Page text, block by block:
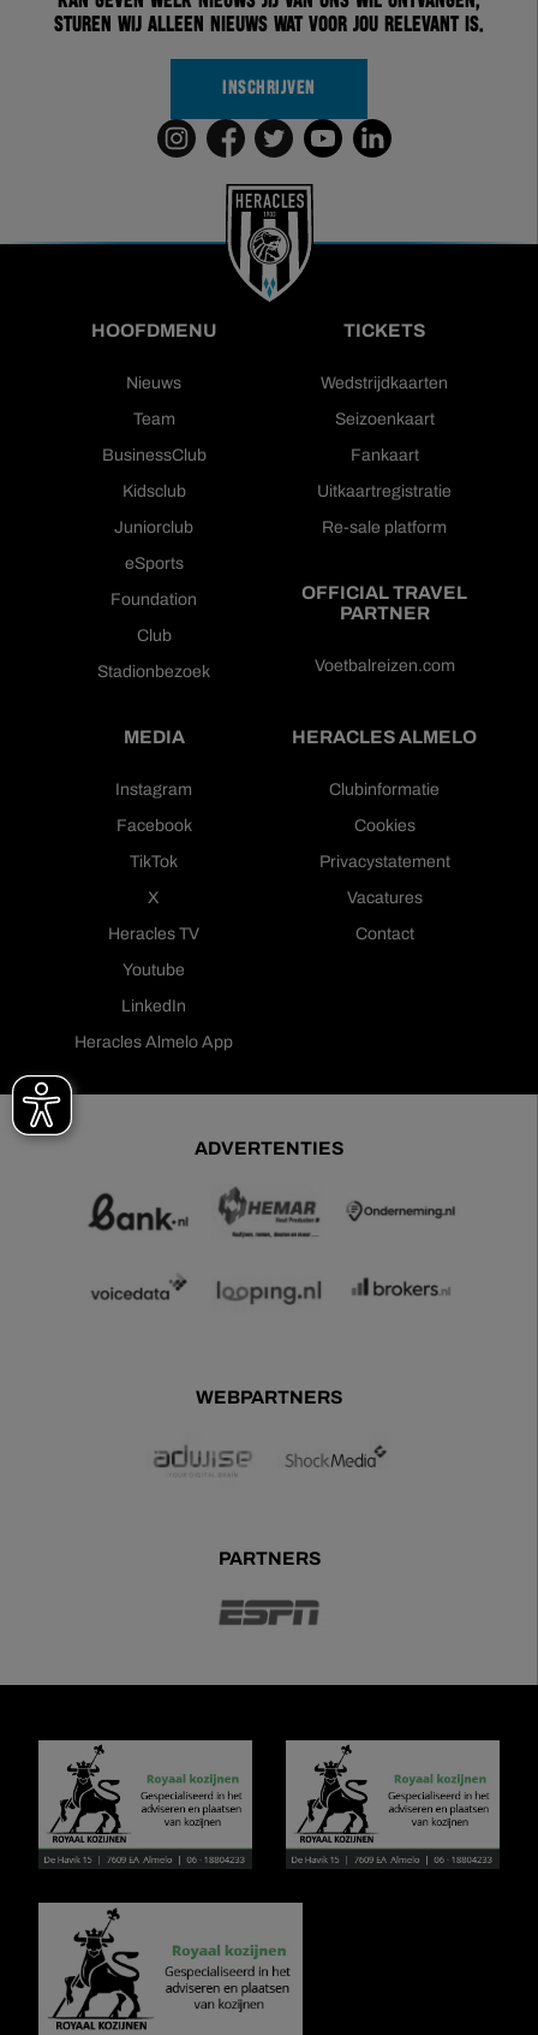
sturen wij alleen nieuws wat voor jou relevant is.
INSCHRIJVEN
HOOFDMENU
Nieuws
Team
BusinessClub
Kidsclub
Juniorclub
eSports
Foundation
Club
Stadionbezoek
TICKETS
Wedstrijdkaarten
Seizoenkaart
Fankaart
Uitkaartregistratie
Re-sale platform
OFFICIAL TRAVEL
PARTNER
Voetbalreizen.com
MEDIA
Instagram
Facebook
TikTok
X
Heracles TV
Youtube
LinkedIn
Heracles Almelo App
HERACLES ALMELO
Clubinformatie
Cookies
Privacystatement
Vacatures
Contact
ADVERTENTIES
WEBPARTNERS
PARTNERS